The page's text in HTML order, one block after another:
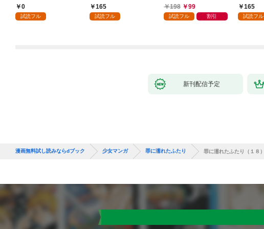
執着されています第1
話
0
試読フル
入り～: 1
165
試読フル
ころ、無表情な旦那様
が「愛してる」と言っ
198 99
試読フル 割引
～１165
試読フル
新刊配信予定
漫画無料試し読みならdブック 少女マンガ 罪に濡れたふたり 罪に濡れたふたり（１８）